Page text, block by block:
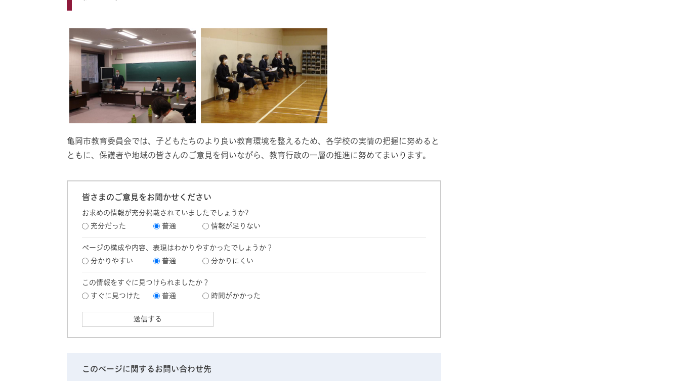
亀岡市教育委員会では、子どもたちのより良い教育環境を整えるため、各学校の実情の把握に努めると
ともに、保護者や地域の皆さんのご意見を伺いながら、教育行政の一層の推進に努めてまいります。
皆さまのご意見をお聞かせください
お求めの情報が充分掲載されていましたでしょうか?
充分だった
普通 情報が足りない
ページの構成や内容、表現はわかりやすかったでしょうか？
分かりやすい
普通 分かりにくい
この情報をすぐに見つけられましたか？
すぐに見つけた
普通 時間がかかった
このページに関するお問い合わせ先